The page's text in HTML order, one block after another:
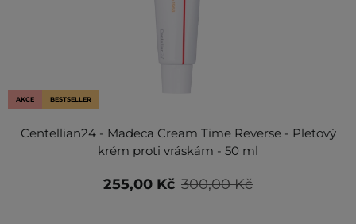
AKCE BESTSELLER
Centellian24 - Madeca Cream Time Reverse - Pleťový
krém proti vráskám - 50 ml
300,00 Kč
255,00 Kč